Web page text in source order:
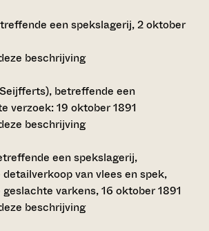
een spekslagerij, 2 oktober
beschrijving
betreffende een
verzoek: 19 oktober 1891
beschrijving
een spekslagerij,
van vlees en spek,
varkens, 16 oktober 1891
beschrijving